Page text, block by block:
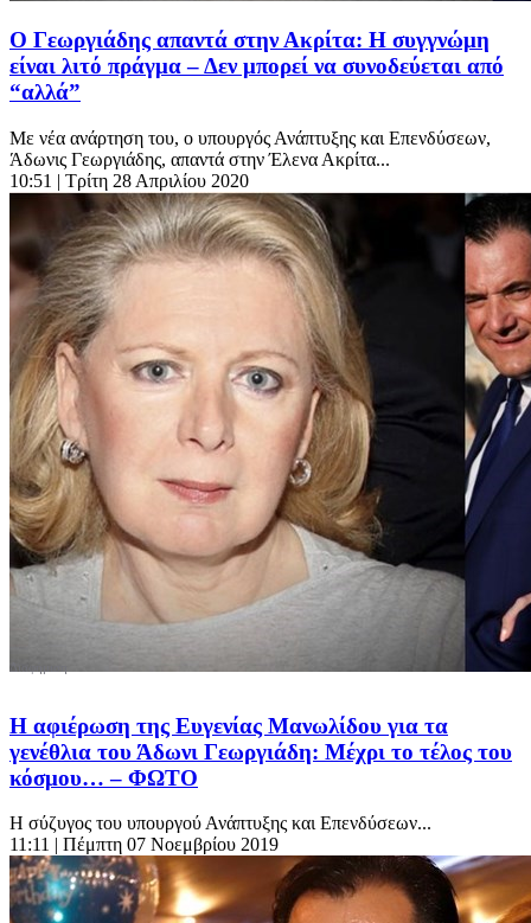
Ο Γεωργιάδης απαντά στην Ακρίτα: Η συγγνώμη
είναι λιτό πράγμα – Δεν μπορεί να συνοδεύεται από
“αλλά”
Με νέα ανάρτηση του, ο υπουργός Ανάπτυξης και Επενδύσεων,
Άδωνις Γεωργιάδης, απαντά στην Έλενα Ακρίτα...
10:51 | Τρίτη 28 Απριλίου 2020
Η αφιέρωση της Ευγενίας Μανωλίδου για τα
γενέθλια του Άδωνι Γεωργιάδη: Μέχρι το τέλος του
κόσμου… – ΦΩΤΟ
Η σύζυγος του υπουργού Ανάπτυξης και Επενδύσεων...
11:11 | Πέμπτη 07 Νοεμβρίου 2019